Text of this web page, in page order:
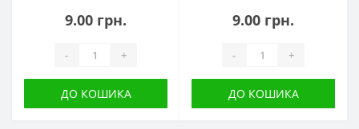
9.00 грн.
- +
ДО КОШИКА
9.00 грн.
- +
ДО КОШИКА